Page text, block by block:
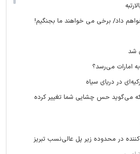
داد/ برخی می خواهند ما بجنگیم!
شد
امارات می‌رسد؟
در دریای سیاه
می‌گوید حس چشایی شما تغییر کرده
در محدوده زیر پل عالی‌نسب تبریز